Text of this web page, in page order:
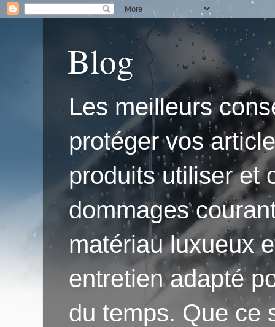
Blog
Les meilleurs
protéger vos
produits utiliser et
dommages
matériau luxueux
entretien adapté
du temps. Que ce